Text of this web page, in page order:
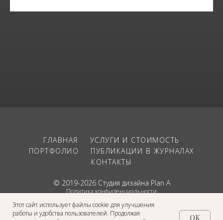
ГЛАВНАЯ
УСЛУГИ И СТОИМОСТЬ
ПОРТФОЛИО
ПУБЛИКАЦИИ В ЖУРНАЛАХ
КОНТАКТЫ
© 2019-2026 Студия дизайна Plan A
Политика конфиденциальности
Наверх
Этот сайт использует файлы cookie для улучшения
работы и удобства пользователей. Продолжая
OK